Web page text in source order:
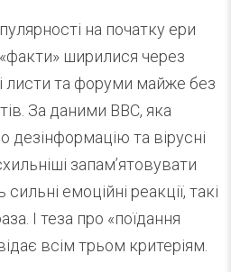
на початку ери
ширилися через
листи та форуми майже без
За даними BBC, яка
дезінформацію та вірусні
запам’ятовувати
сильні емоційні реакції, такі
І теза про «поїдання
всім трьом критеріям.